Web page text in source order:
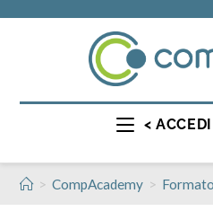
<
> CompAcademy >